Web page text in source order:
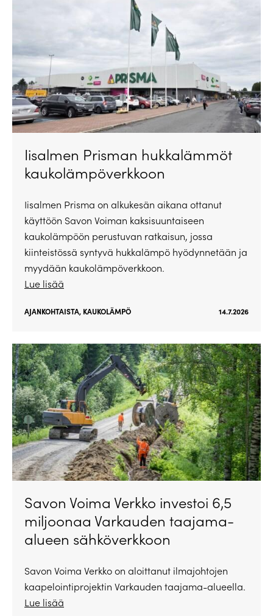
Iisalmen Prisman hukkalämmöt
kaukolämpöverkkoon
Iisalmen Prisma on alkukesän aikana ottanut
käyttöön Savon Voiman kaksisuuntaiseen
kaukolämpöön perustuvan ratkaisun, jossa
kiinteistössä syntyvä hukkalämpö hyödynnetään ja
myydään kaukolämpöverkkoon.
Lue lisää
AJANKOHTAISTA, KAUKOLÄMPÖ 14.7.2026
Savon Voima Verkko investoi 6,5
miljoonaa Varkauden taajama-
alueen sähköverkkoon
Savon Voima Verkko on aloittanut ilmajohtojen
kaapelointiprojektin Varkauden taajama-alueella.
Lue lisää